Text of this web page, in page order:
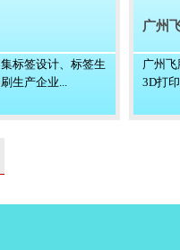
标签设计、标签生
生产企业...
广州
广州
3D打